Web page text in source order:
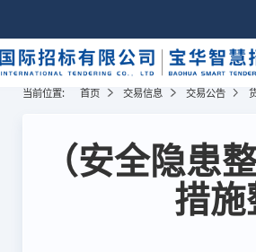
当前位置: 首页 交易信息 交易公告
（安全隐患
措